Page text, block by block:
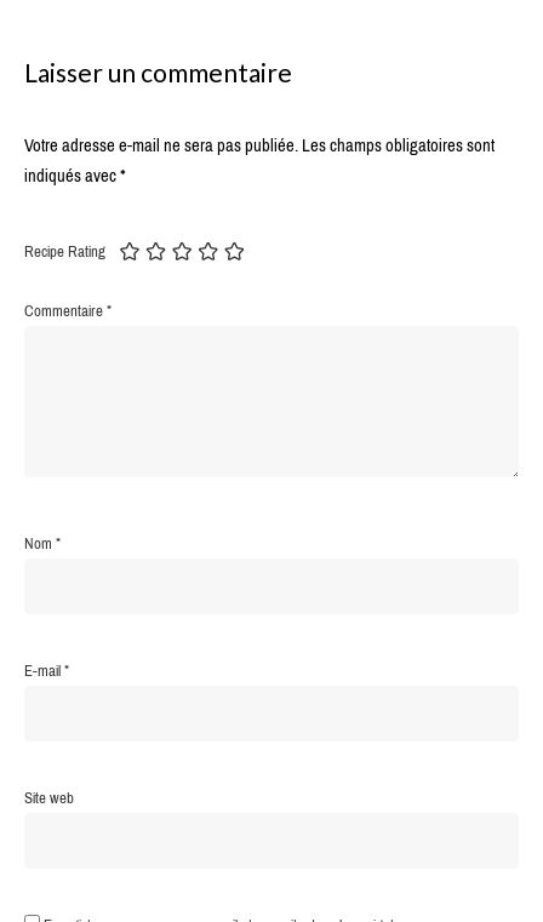
Laisser un commentaire
Votre adresse e-mail ne sera pas publiée.Les champs obligatoires sont
indiqués avec*
Recipe Rating
Commentaire*
Nom*
E-mail*
Site web